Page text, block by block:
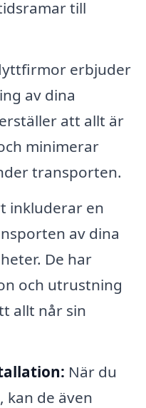
till
erbjuder
av dina
att allt är
minimerar
transporten.
inkluderar en
av dina
De har
och utrustning
allt når sin
När du
de även